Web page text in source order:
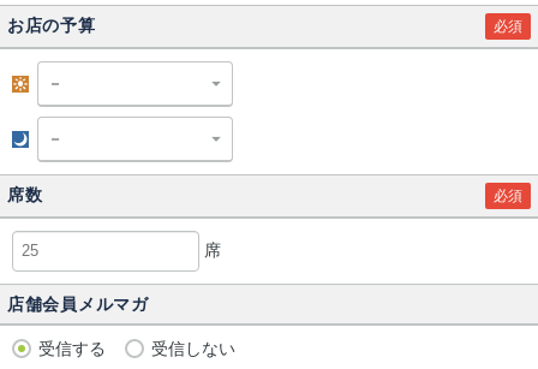
お店の予算 必須
席数 必須
席
店舗会員メルマガ
受信する
受信しない